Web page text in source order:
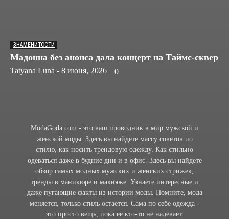
ЗНАМЕНИТОСТИ
Мадонна без анонса дала концерт на Таймс-сквер
Tatyana Luna - 8 июня, 2026 0
ModaGoda.com - это ваш проводник в мир мужской и
женской моды. Здесь вы найдете массу советов по
стилю, как носить трендовую одежду. Как стильно
одеваться даже в будние дни и в офис. Здесь вы найдете
обзор самых модных мужских и женских стрижек,
тренды в маникюре и макияже. Узнаете интересные и
даже пугающие факты из истории моды. Помните, мода
меняется, только стиль остается. Сама по себе одежда -
это просто вещь, пока ее кто-то не надевает.